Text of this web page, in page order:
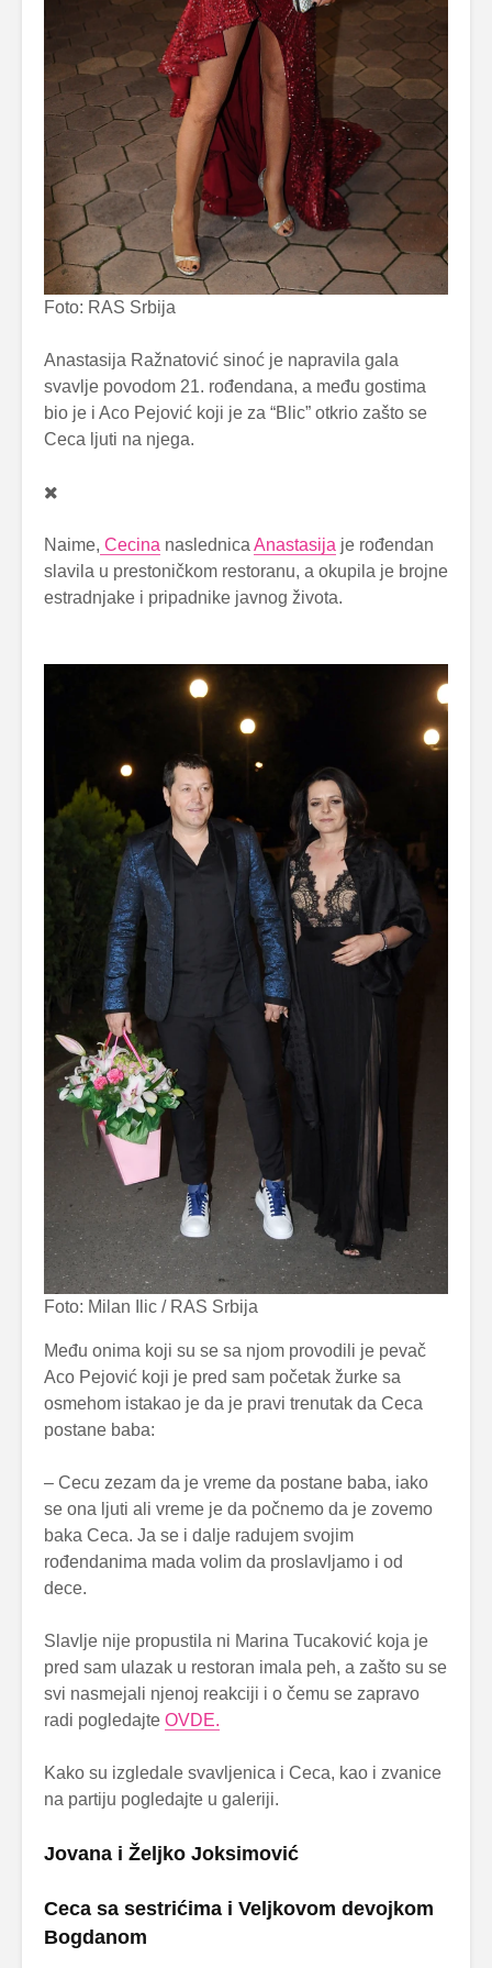
Foto: RAS Srbija
Anastasija Ražnatović sinoć je napravila gala
svavlje povodom 21. rođendana, a među gostima
bio je i Aco Pejović koji je za “Blic” otkrio zašto se
Ceca ljuti na njega.
Naime, Cecina naslednica Anastasija je rođendan
slavila u prestoničkom restoranu, a okupila je brojne
estradnjake i pripadnike javnog života.
Foto: Milan Ilic / RAS Srbija
Među onima koji su se sa njom provodili je pevač
Aco Pejović koji je pred sam početak žurke sa
osmehom istakao je da je pravi trenutak da Ceca
postane baba:
– Cecu zezam da je vreme da postane baba, iako
se ona ljuti ali vreme je da počnemo da je zovemo
baka Ceca. Ja se i dalje radujem svojim
rođendanima mada volim da proslavljamo i od
dece.
Slavlje nije propustila ni Marina Tucaković koja je
pred sam ulazak u restoran imala peh, a zašto su se
svi nasmejali njenoj reakciji i o čemu se zapravo
radi pogledajte OVDE.
Kako su izgledale svavljenica i Ceca, kao i zvanice
na partiju pogledajte u galeriji.
Jovana i Željko Joksimović
Ceca sa sestrićima i Veljkovom devojkom
Bogdanom